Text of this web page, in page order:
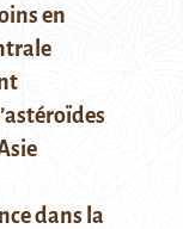
en
dans la